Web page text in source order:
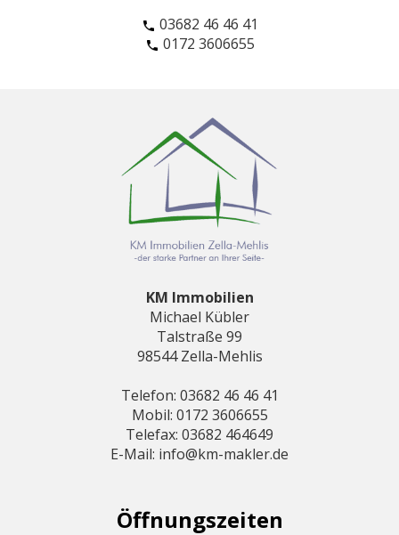
03682 46 46 41
0172 3606655
KM Immobilien
Michael Kübler
Talstraße 99
98544 Zella-Mehlis
Telefon: 03682 46 46 41
Mobil: 0172 3606655
Telefax: 03682 464649
E-Mail: info@km-makler.de
Öffnungszeiten